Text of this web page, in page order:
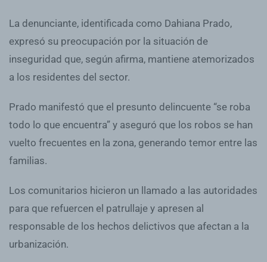
La denunciante, identificada como Dahiana Prado,
expresó su preocupación por la situación de
inseguridad que, según afirma, mantiene atemorizados
a los residentes del sector.
Prado manifestó que el presunto delincuente “se roba
todo lo que encuentra” y aseguró que los robos se han
vuelto frecuentes en la zona, generando temor entre las
familias.
Los comunitarios hicieron un llamado a las autoridades
para que refuercen el patrullaje y apresen al
responsable de los hechos delictivos que afectan a la
urbanización.